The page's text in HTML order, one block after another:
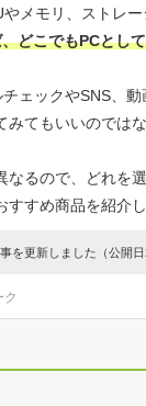
メモリ、ストレ
どこでもPCとし
ェックやSNS、
てもいいのではな
るので、どれを
すめ商品を紹介し
を更新しました（公開日
ク